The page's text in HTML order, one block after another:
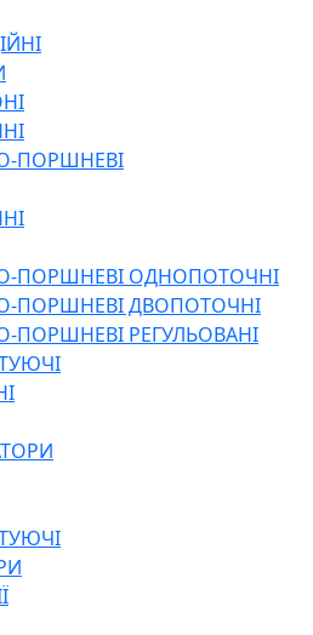
ПОРШНЕВІ
ПОРШНЕВІ ОДНОПОТОЧНІ
ПОРШНЕВІ ДВОПОТОЧНІ
ПОРШНЕВІ РЕГУЛЬОВАНІ